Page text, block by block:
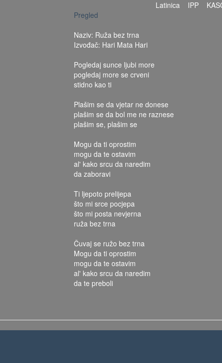
Latinica IPP
Pregled
Naziv: Ruža bez trna
Izvođač: Hari Mata Hari
Pogledaj sunce ljubi more
pogledaj more se crveni
stidno kao ti
Plašim se da vjetar ne donese
plašim se da bol me ne raznese
plašim se, plašim se
Mogu da ti oprostim
mogu da te ostavim
al' kako srcu da naredim
da zaboravi
Ti ljepoto prelijepa
što mi srce pocjepa
što mi posta nevjerna
ruža bez trna
Čuvaj se ružo bez trna
Mogu da ti oprostim
mogu da te ostavim
al' kako srcu da naredim
da te preboli